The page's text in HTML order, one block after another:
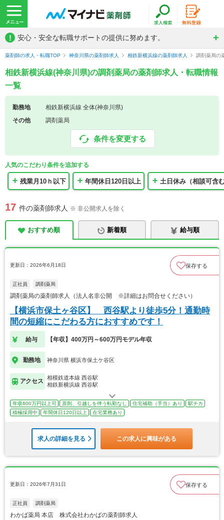
! 安心・安全な転職サポートの提供に努めます。
薬剤師の求人・転職TOP 神奈川県の薬剤師求人 相鉄新横浜線の薬剤師求人 調剤薬局の
相鉄新横浜線(神奈川県)の調剤薬局の薬剤師求人・転職情報
一覧
勤務地
相鉄新横浜線 全体(神奈川県)
その他
調剤薬局
条件を変更する
人気のこだわり条件を追加する
残業月10ｈ以下 年間休日120日以上 土日休み（相談可含
17 件の薬剤師求人 ※ 非公開求人を除く
おすすめ順 新着順 給与順
更新日：2026年6月18日 保存する
正社員 調剤薬局
調剤薬局の薬剤師求人（法人名非公開 ※詳細はお問合せください）
【横浜市保土ヶ谷区】 西谷駅より徒歩5分！通勤時
間の短縮にこだわる方におすすめです！
給与 【年収】400万円～600万円モデル年収
勤務地 神奈川県 横浜市保土ケ谷区
アクセス
相模鉄道本線 西谷駅
相鉄新横浜線 西谷駅
年収600万円以上可 原則、引越しを伴う転勤なし 住宅補助（手当）あり
駅チカ
積極採用中
年間休日120日以上 在宅業務あり
求人の詳細を見る この求人に興味がある
更新日：2026年7月31日 保存する
正社員 調剤薬局
わかば薬局 本店 株式会社わかばの薬剤師求人